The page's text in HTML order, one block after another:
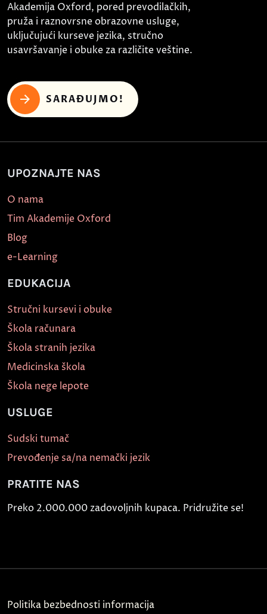
Akademija Oxford, pored prevodilačkih,
pruža i raznovrsne obrazovne usluge,
uključujući kurseve jezika, stručno
usavršavanje i obuke za različite veštine.
SARAĐUJMO!
UPOZNAJTE NAS
O nama
Tim Akademije Oxford
Blog
e-Learning
EDUKACIJA
Stručni kursevi i obuke
Škola računara
Škola stranih jezika
Medicinska škola
Škola nege lepote
USLUGE
Sudski tumač
Prevođenje sa/na nemački jezik
PRATITE NAS
Preko 2.000.000 zadovoljnih kupaca. Pridružite se!
Politika bezbednosti informacija